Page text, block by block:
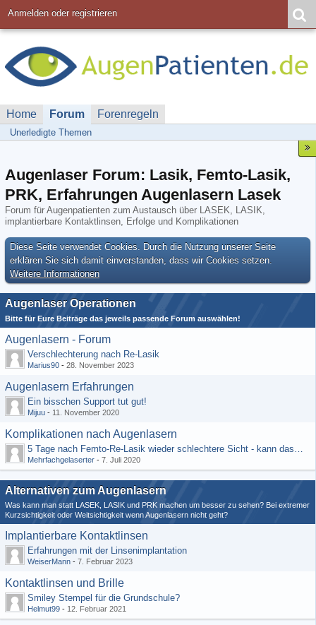
Anmelden oder registrieren
Home Forum Forenregeln
Unerledigte Themen
Augenlaser Forum: Lasik, Femto-Lasik,
PRK, Erfahrungen Augenlasern Lasek
Forum für Augenpatienten zum Austausch über LASEK, LASIK,
implantierbare Kontaktlinsen, Erfolge und Komplikationen
Diese Seite verwendet Cookies. Durch die Nutzung unserer Seite
erklären Sie sich damit einverstanden, dass wir Cookies setzen.
Weitere Informationen
Augenlaser Operationen
Bitte für Eure Beiträge das jeweils passende Forum auswählen!
Augenlasern - Forum
Verschlechterung nach Re-Lasik
Marius90 - 28. November 2023
Augenlasern Erfahrungen
Ein bisschen Support tut gut!
Mijuu - 11. November 2020
Komplikationen nach Augenlasern
Mehrfachgelaserter - 7. Juli 2020
Alternativen zum Augenlasern
Was kann man statt LASEK, LASIK und PRK machen um besser zu sehen? Bei extremer
Kurzsichtigkeit oder Weitsichtigkeit wenn Augenlasern nicht geht?
Implantierbare Kontaktlinsen
Erfahrungen mit der Linsenimplantation
WeiserMann - 7. Februar 2023
Kontaktlinsen und Brille
Smiley Stempel für die Grundschule?
Helmut99 - 12. Februar 2021